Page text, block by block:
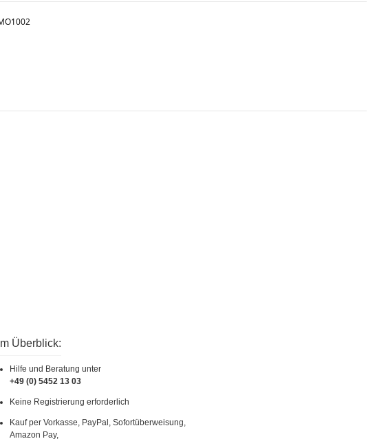
Im Überblick:
Hilfe und Beratung unter
+49 (0) 5452 13 03
Keine Registrierung erforderlich
Kauf per Vorkasse, PayPal, Sofortüberweisung,
Amazon Pay,